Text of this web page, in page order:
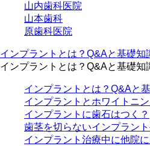
山内歯科医院
山本歯科
原歯科医院
インプラントとは？Q&Aと基礎知
インプラントとは？Q&Aと基礎知
インプラントとは？Q&Aと
インプラントとホワイトニ
インプラントに歯石はつく？
歯茎を切らないインプラン
インプラント治療中に他院